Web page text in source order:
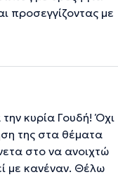
προσεγγίζοντας με
κυρία Γουδή! Όχι
της στα θέματα
στο να ανοιχτώ
με κανέναν. Θέλω